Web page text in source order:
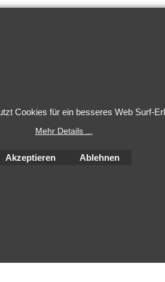
Software.
Cookies für ein besseres Web Surf-
Mehr Details ...
Akzeptieren Ablehnen